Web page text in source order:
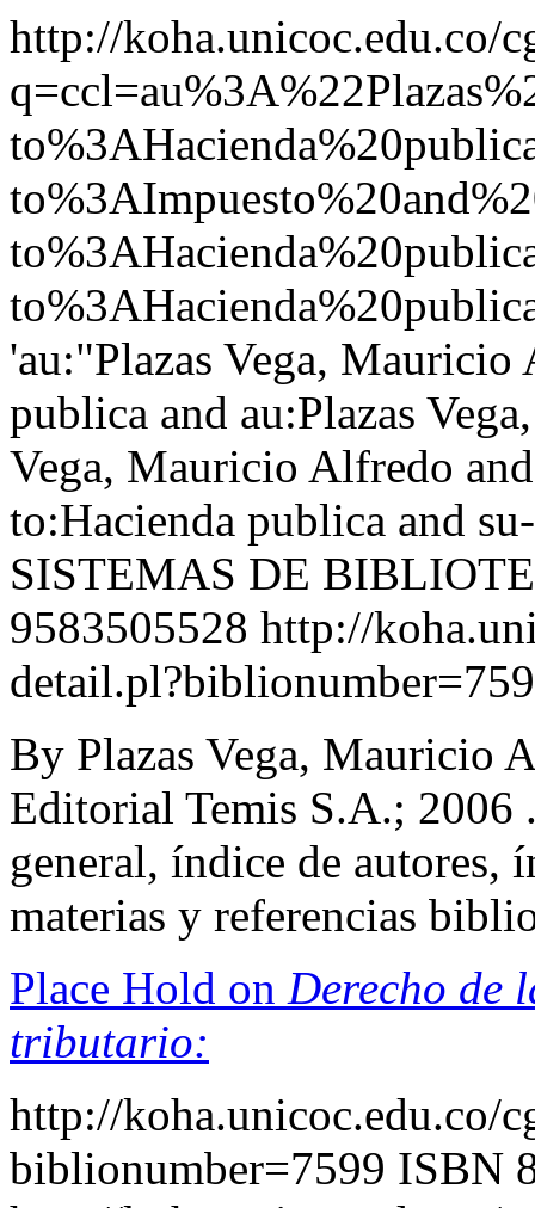
http://koha.unicoc.edu.co/
'au:"Plazas Vega,
publica and au:Plazas
Vega, Mauricio Alfredo
to:Hacienda publica and
SISTEMAS DE
9583505528 http://
By Plazas Vega, Mauricio
Editorial Temis S.A.;
general, índice de autores,
materias y referencias
Place Hold on Derecho de
tributario:
http://koha.unicoc.edu.co/
biblionumber=7599 ISBN